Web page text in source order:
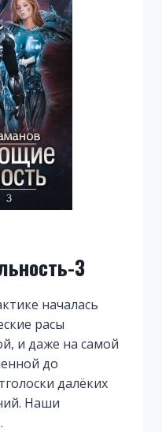
3
началась
расы
и даже на самой
до
далёких
Наши